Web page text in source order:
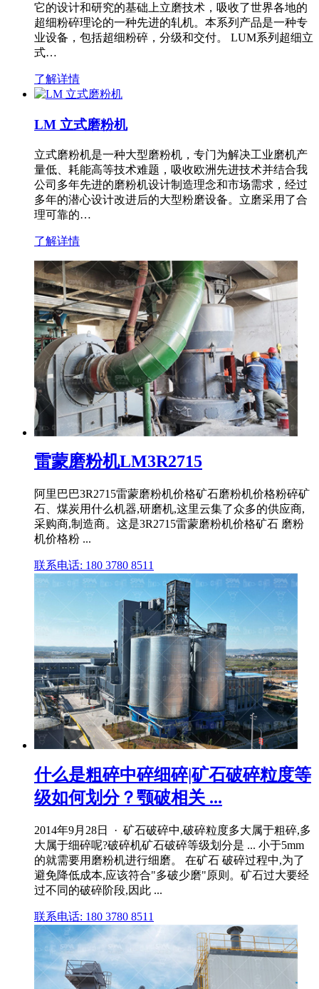
它的设计和研究的基础上立磨技术，吸收了世界各地的
超细粉碎理论的一种先进的轧机。本系列产品是一种专
业设备，包括超细粉碎，分级和交付。 LUM系列超细立
式…
了解详情
LM 立式磨粉机
立式磨粉机是一种大型磨粉机，专门为解决工业磨机产
量低、耗能高等技术难题，吸收欧洲先进技术并结合我
公司多年先进的磨粉机设计制造理念和市场需求，经过
多年的潜心设计改进后的大型粉磨设备。立磨采用了合
理可靠的…
了解详情
雷蒙磨粉机LM3R2715
阿里巴巴3R2715雷蒙磨粉机价格矿石磨粉机价格粉碎矿
石、煤炭用什么机器,研磨机,这里云集了众多的供应商,
采购商,制造商。这是3R2715雷蒙磨粉机价格矿石 磨粉
机价格粉 ...
联系电话: 180 3780 8511
什么是粗碎中碎细碎|矿石破碎粒度等
级如何划分？颚破相关 ...
2014年9月28日 · 矿石破碎中,破碎粒度多大属于粗碎,多
大属于细碎呢?破碎机矿石破碎等级划分是 ... 小于5mm
的就需要用磨粉机进行细磨。 在矿石 破碎过程中,为了
避免降低成本,应该符合"多破少磨"原则。矿石过大要经
过不同的破碎阶段,因此 ...
联系电话: 180 3780 8511